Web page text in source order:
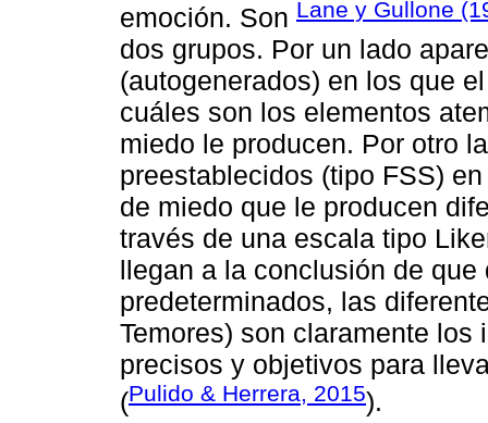
emoción. Son Lane y Gullone
dos grupos. Por un lado
(autogenerados) en los que
cuáles son los elementos
miedo le producen. Por otro
preestablecidos (tipo FSS)
de miedo que le producen
través de una escala tipo
llegan a la conclusión de
predeterminados, las
Temores) son claramente
precisos y objetivos para
(Pulido & Herrera, 2015).